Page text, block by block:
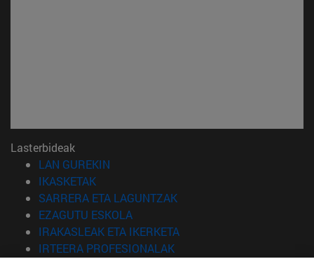
Lasterbideak
LAN GUREKIN
IKASKETAK(Beste leiho batean irekiko da)
SARRERA ETA LAGUNTZAK(Beste leiho batean irekiko
EZAGUTU ESKOLA(Beste leiho batean irekiko da)
IRAKASLEAK ETA IKERKETA(Beste leiho batean irekiko
IRTEERA PROFESIONALAK(Beste leiho batean irekiko